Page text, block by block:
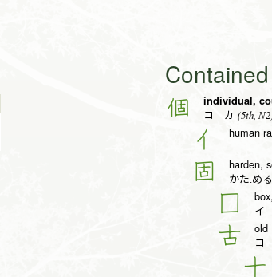
個 individual,
コ カ (5th,
亻 human
固 harden,
かた.め
囗 イ
古 old
コ
十